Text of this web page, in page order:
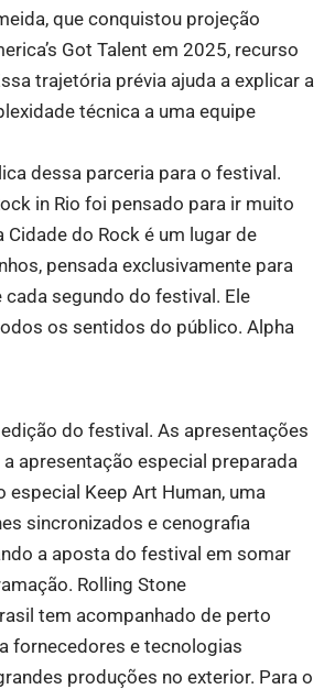
que conquistou projeção
Got Talent em 2025, recurso
trajetória prévia ajuda a explicar a
técnica a uma equipe
dessa parceria para o festival.
in Rio foi pensado para ir muito
do Rock é um lugar de
pensada exclusivamente para
segundo do festival. Ele
os sentidos do público. Alpha
do festival. As apresentações
apresentação especial preparada
Keep Art Human, uma
sincronizados e cenografia
a aposta do festival em somar
Rolling Stone
tem acompanhado de perto
fornecedores e tecnologias
produções no exterior. Para o